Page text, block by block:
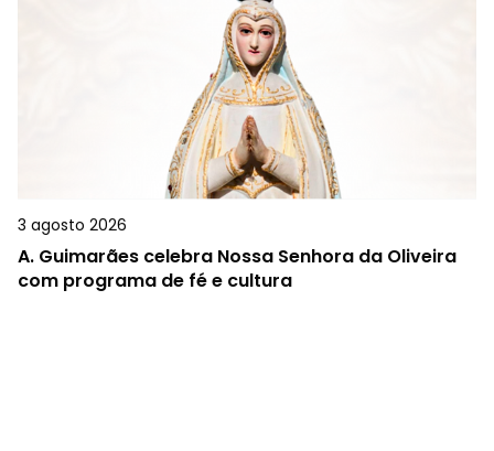
3 agosto 2026
A. Guimarães celebra Nossa Senhora da Oliveira
com programa de fé e cultura